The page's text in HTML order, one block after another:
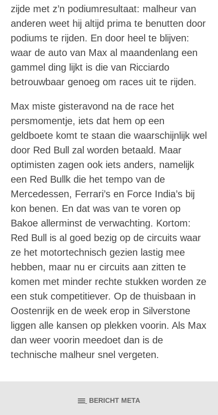
zijde met z’n podiumresultaat: malheur van
anderen weet hij altijd prima te benutten door
podiums te rijden. En door heel te blijven:
waar de auto van Max al maandenlang een
gammel ding lijkt is die van Ricciardo
betrouwbaar genoeg om races uit te rijden.
Max miste gisteravond na de race het
persmomentje, iets dat hem op een
geldboete komt te staan die waarschijnlijk wel
door Red Bull zal worden betaald. Maar
optimisten zagen ook iets anders, namelijk
een Red Bullk die het tempo van de
Mercedessen, Ferrari’s en Force India’s bij
kon benen. En dat was van te voren op
Bakoe allerminst de verwachting. Kortom:
Red Bull is al goed bezig op de circuits waar
ze het motortechnisch gezien lastig mee
hebben, maar nu er circuits aan zitten te
komen met minder rechte stukken worden ze
een stuk competitiever. Op de thuisbaan in
Oostenrijk en de week erop in Silverstone
liggen alle kansen op plekken voorin. Als Max
dan weer voorin meedoet dan is de
technische malheur snel vergeten.
BERICHT META